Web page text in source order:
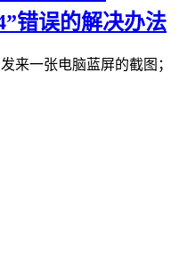
错误的解决办法
来一张电脑蓝屏的截图；